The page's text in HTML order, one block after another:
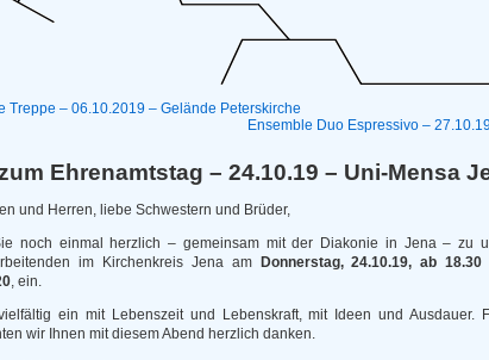
Treppe – 06.10.2019 – Gelände Peterskirche
Ensemble Duo Espressivo –
Ehrenamtstag – 24.10.19 – Uni-Mensa
und Herren, liebe Schwestern und Brüder,
noch einmal herzlich – gemeinsam mit der Diakonie in Jena – zu
im Kirchenkreis Jena am
Donnerstag, 24.10.19, ab
, ein.
ein mit Lebenszeit und Lebenskraft, mit Ideen und Ausdauer.
wir Ihnen mit diesem Abend herzlich danken.